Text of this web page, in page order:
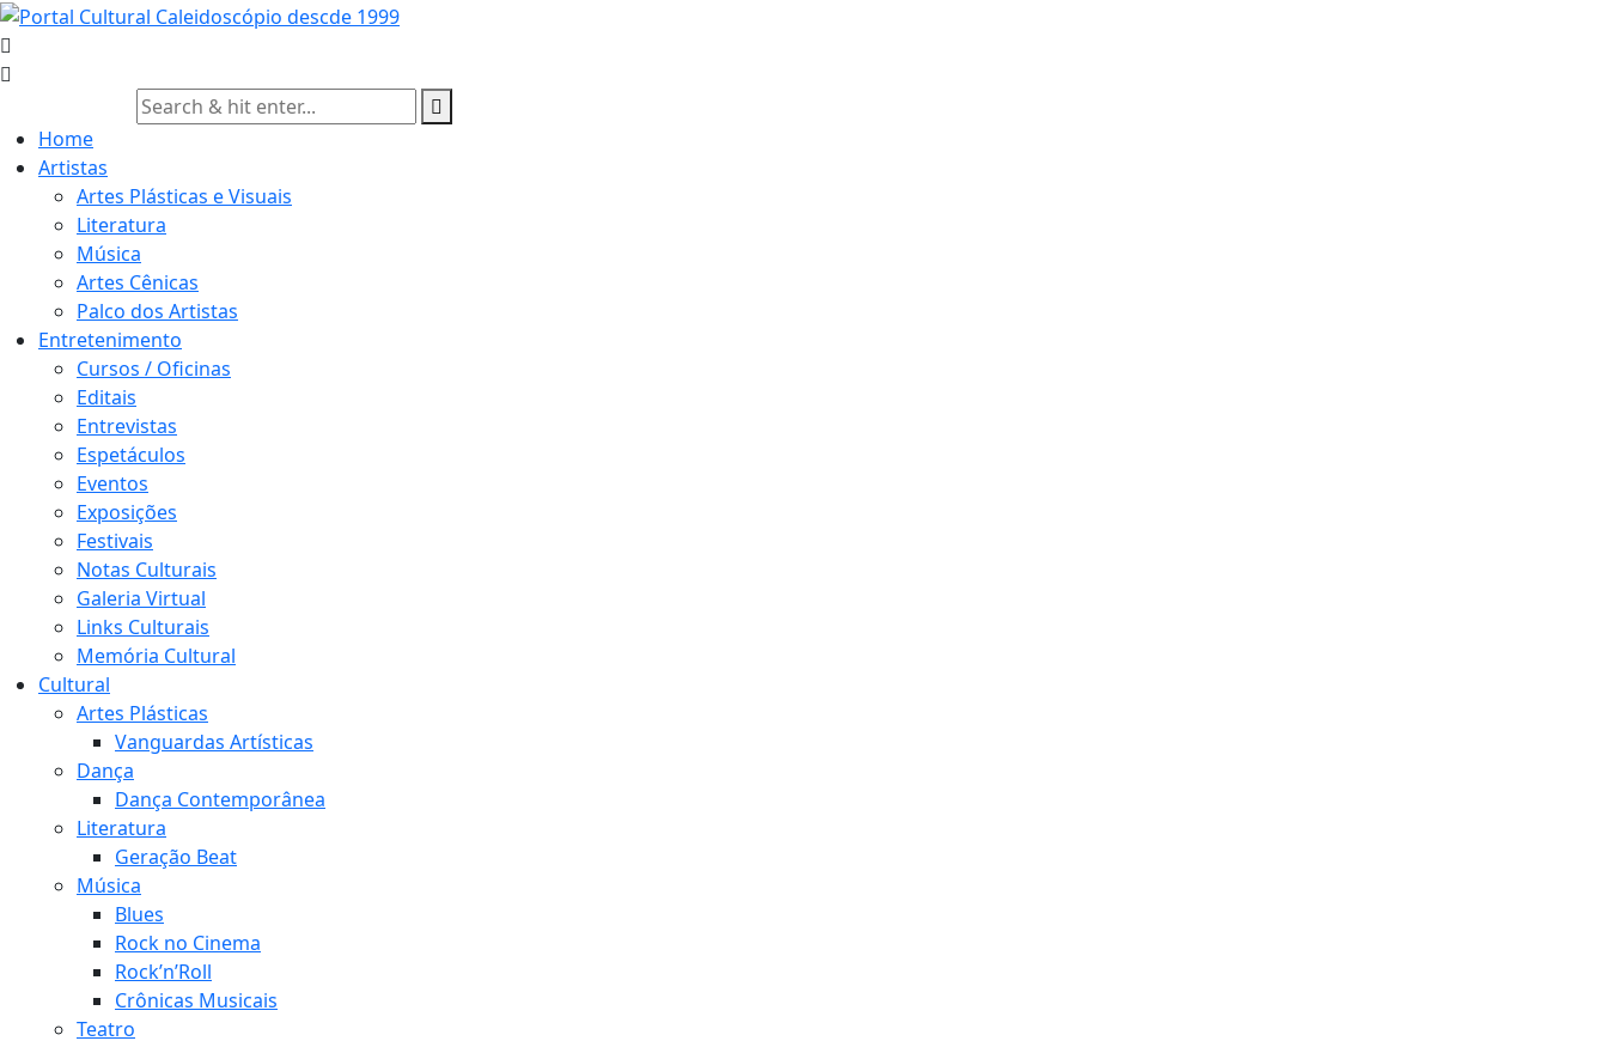
Skip
to
content
Home
Artistas
Artes Plásticas e Visuais
Literatura
Música
Artes Cênicas
Palco dos Artistas
Entretenimento
Cursos / Oficinas
Editais
Entrevistas
Espetáculos
Eventos
Exposições
Festivais
Notas Culturais
Galeria Virtual
Links Culturais
Memória Cultural
Cultural
Artes Plásticas
Vanguardas Artísticas
Dança
Dança Contemporânea
Literatura
Geração Beat
Música
Blues
Rock no Cinema
Rock’n’Roll
Crônicas Musicais
Teatro